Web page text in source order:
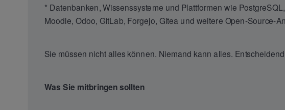
* Datenbanken, Wissenssysteme und Plattformen wie
Moodle, Odoo, GitLab, Forgejo, Gitea und weitere Open-Source-
Sie müssen nicht alles können. Niemand kann alles.
Was Sie mitbringen sollten